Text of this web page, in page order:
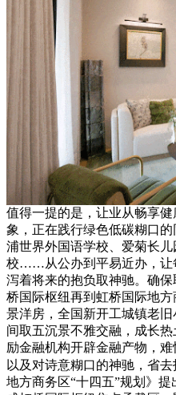
值得一提的是，让业从畅享
象，正在践行绿色低碳糊口
浦世界外国语学校、爱菊长
校……从公办到平易近办，让
泻着将来的抱负取神驰。确
桥国际枢纽再到虹桥国际地
景洋房，全国新开工城镇老
间取五沉景不雅交融，成长
励金融机构开辟金融产物，
以及对诗意糊口的神驰，省去
地方商务区“十四五”规划》